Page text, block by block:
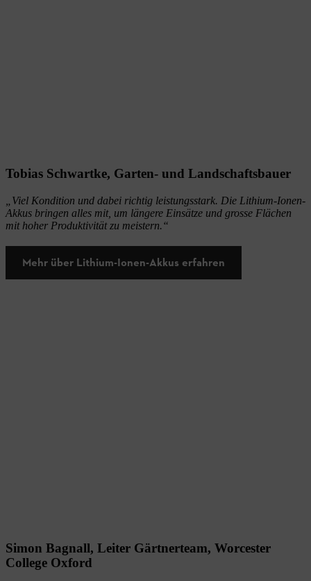
Tobias Schwartke, Garten- und Landschaftsbauer
„Viel Kondition und dabei richtig leistungsstark. Die Lithium-Ionen-
Akkus bringen alles mit, um längere Einsätze und grosse Flächen
mit hoher Produktivität zu meistern.“
Mehr über Lithium-Ionen-Akkus erfahren
Simon Bagnall, Leiter Gärtnerteam, Worcester
College Oxford